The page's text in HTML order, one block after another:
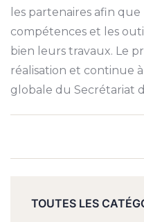
les partenaires afin
compétences et les
bien leurs travaux. Le
réalisation et continue
globale du Secrétariat
TOUTES LES